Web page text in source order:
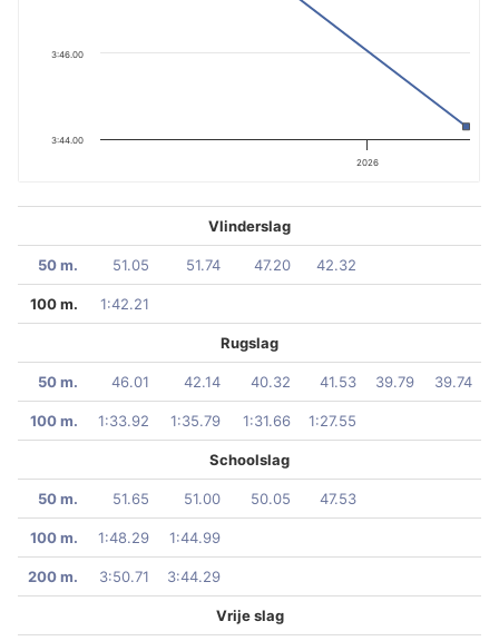
2026
3:44.00
3:46.00
Vlinderslag
50 m. 51.05 51.74 47.20 42.32
100 m. 1:42.21
Rugslag
50 m. 46.01 42.14 40.32 41.53 39.79 39.74
100 m. 1:33.92 1:35.79 1:31.66 1:27.55
Schoolslag
50 m. 51.65 51.00 50.05 47.53
100 m. 1:48.29 1:44.99
200 m. 3:50.71 3:44.29
Vrije slag